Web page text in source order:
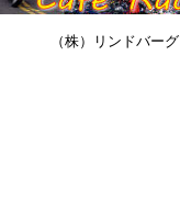
（株）リンドバーグ